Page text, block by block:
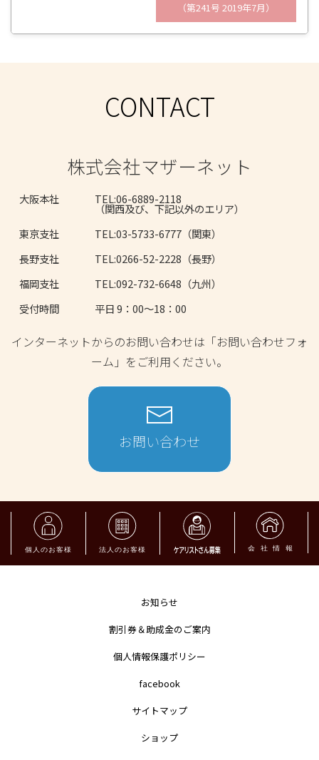
（第241号 2019年7月）
CONTACT
株式会社マザーネット
大阪本社 TEL:06-6889-2118
（関西及び、下記以外のエリア）
東京支社
TEL:03-5733-6777（関東）
長野支社
TEL:0266-52-2228（長野）
福岡支社
TEL:092-732-6648（九州）
受付時間
平日 9：00～18：00
インターネットからのお問い合わせは「お問い合わせフォ
ーム」をご利用ください。
お問い合わせ
お知らせ
割引券＆助成金のご案内
個人情報保護ポリシー
facebook
サイトマップ
ショップ